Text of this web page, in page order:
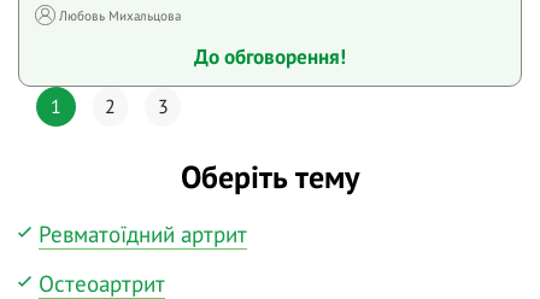
Любовь Михальцова
До обговорення!
1 2 3
Оберіть тему
Ревматоїдний артрит
Остеоартрит